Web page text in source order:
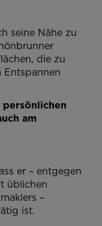
seine Nähe zu
die zu
Entspannen
am
er – entgegen
üblichen
–
ist.